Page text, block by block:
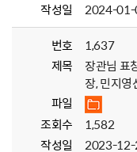
작성일
2024-
번호
1,637
제목
장관님 표
장, 민지
파일
조회수
1,582
작성일
2023-